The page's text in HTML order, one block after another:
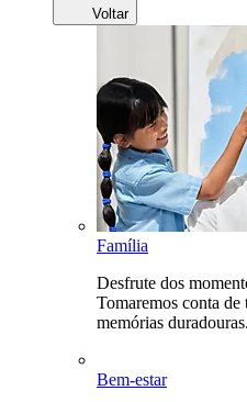
Voltar
Família
Desfrute dos
Tomaremos conta
memórias duradouras.
Bem-estar